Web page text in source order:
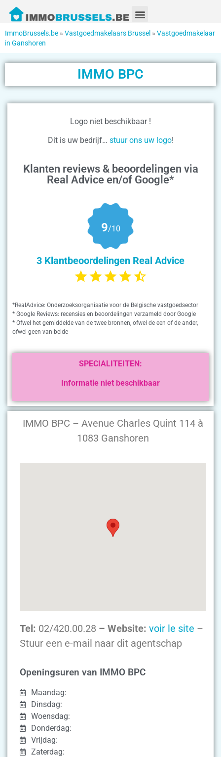
ImmoBrussels.be » Vastgoedmakelaars Brussel » Vastgoedmakelaar
in Ganshoren
IMMO BPC
IMMO BPC – Avenue Charles Quint 114 à
1083 Ganshoren
Tel: 02/420.00.28 – Website: voir le site –
Stuur een e-mail naar dit agentschap
Openingsuren van IMMO BPC
Maandag:
Dinsdag:
Woensdag:
Donderdag:
Vrijdag:
Zaterdag:
Logo niet beschikbaar !
Dit is uw bedrijf… stuur ons uw logo!
Klanten reviews & beoordelingen via
Real Advice en/of Google*
9/10
3 Klantbeoordelingen Real Advice
*RealAdvice: Onderzoeksorganisatie voor de Belgische vastgoedsector
* Google Reviews: recensies en beoordelingen verzameld door Google
* Ofwel het gemiddelde van de twee bronnen, ofwel de een of de ander,
ofwel geen van beide
SPECIALITEITEN:
Informatie niet beschikbaar